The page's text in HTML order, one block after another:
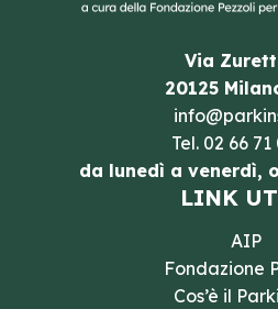
Via
20125
Tel. 02 66 71
da lunedì a venerdì,
LINK
AIP
Fondazione
Cos’è il